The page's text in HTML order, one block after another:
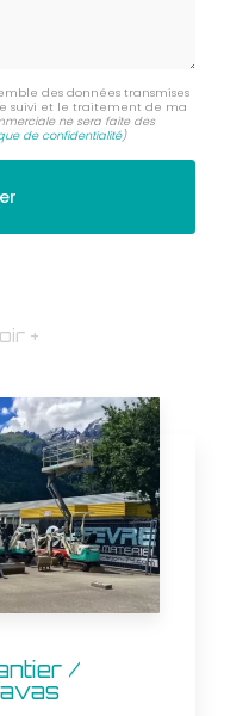
des données transmises
suivi et le traitement de ma
ne sera faite des
de confidentialité)
+
/